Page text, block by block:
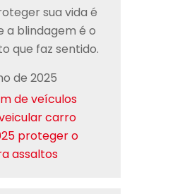
sua vida é
a blindagem é o
que faz sentido.
de 2025
de veículos
carro
proteger o
assaltos